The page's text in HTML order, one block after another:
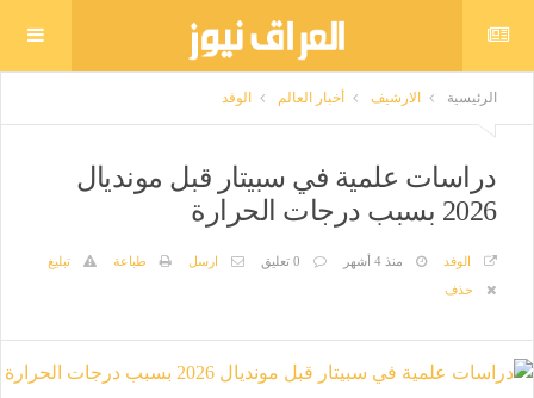
الرئيسية الارشيف أخبار العالم الوفد
دراسات علمية في سبيتار قبل مونديال
2026 بسبب درجات الحرارة
الوفد منذ 4 أشهر 0 تعليق ارسل طباعة
تبليغ
حذف